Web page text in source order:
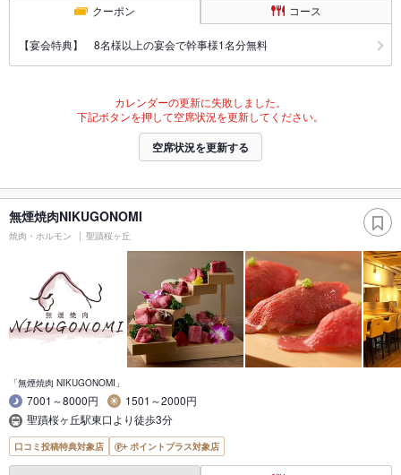
クーポン コース
【宴会特典】 8名様以上の宴会で幹事様1名分無料
カレンダーの更新に失敗しました。
下記ボタンを押して空席状況を更新してください。
空席状況を更新する
無煙焼肉NIKUGONOMI
焼肉・ホルモン 聖蹟桜ヶ丘
「無煙焼肉 NIKUGONOMI」
7001～8000円
1501～2000円
聖蹟桜ヶ丘駅東口より徒歩3分
口コミ投稿特典対象店 ポイントプラス対象店